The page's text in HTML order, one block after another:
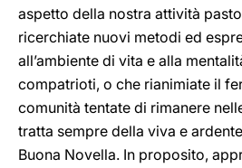
aspetto della nostra attività
ricerchiate nuovi metodi ed
all’ambiente di vita e alla
compatrioti, o che rianimiate il
comunità tentate di rimanere
tratta sempre della viva e
Buona Novella. In proposito,